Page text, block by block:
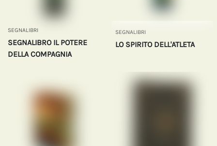
SEGNALIBRI
SEGNALIBRO IL POTERE
DELLA COMPAGNIA
SEGNALIBRI
LO SPIRITO DELL'ATLETA